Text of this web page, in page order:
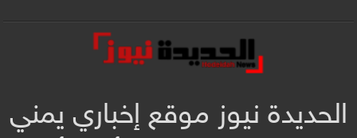
الحديدة نيوز موقع إخباري يمني